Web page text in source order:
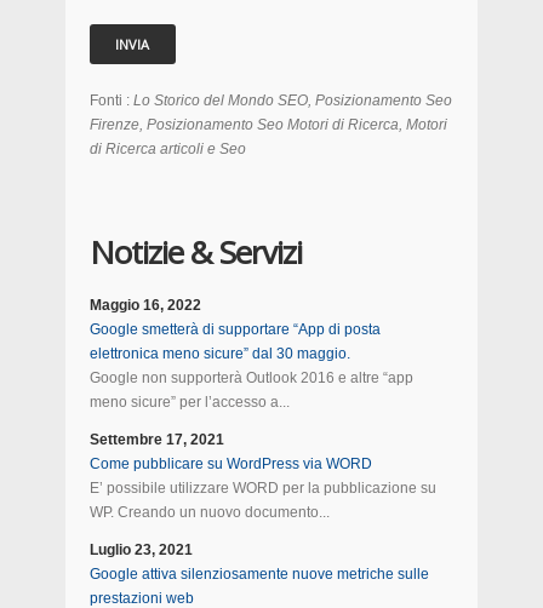
Fonti : Lo Storico del Mondo SEO, Posizionamento Seo
Firenze, Posizionamento Seo Motori di Ricerca, Motori
di Ricerca articoli e Seo
Notizie & Servizi
Maggio 16, 2022
Google smetterà di supportare “App di posta
elettronica meno sicure” dal 30 maggio.
Google non supporterà Outlook 2016 e altre “app
meno sicure” per l’accesso a...
Settembre 17, 2021
Come pubblicare su WordPress via WORD
E’ possibile utilizzare WORD per la pubblicazione su
WP. Creando un nuovo documento...
Luglio 23, 2021
Google attiva silenziosamente nuove metriche sulle
prestazioni web